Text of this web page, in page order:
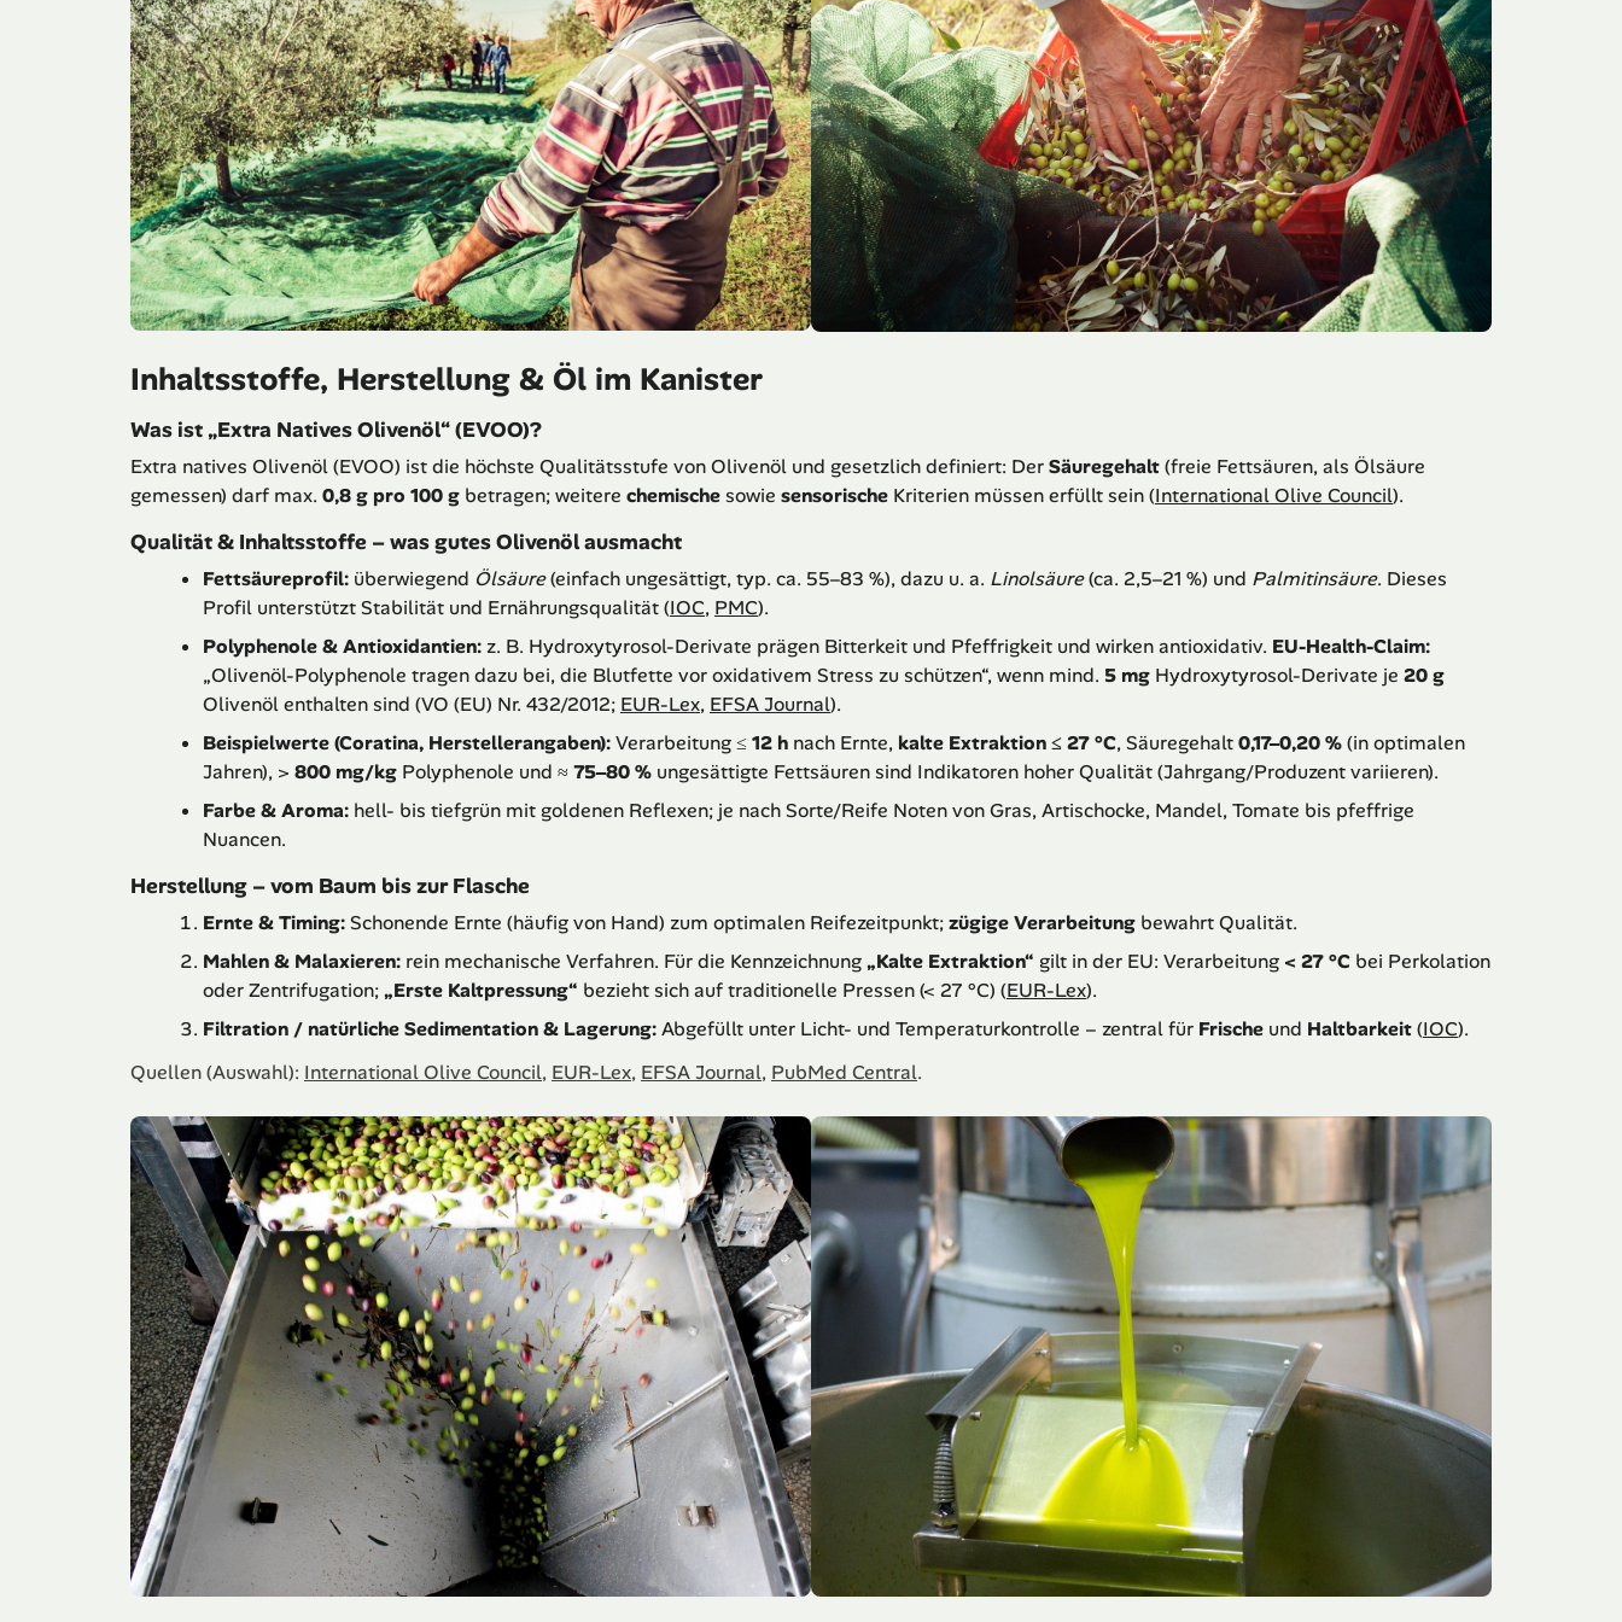
Inhaltsstoffe, Herstellung & Öl im Kanister
Was ist „Extra Natives Olivenöl“ (EVOO)?
Extra natives Olivenöl (EVOO) ist die höchste Qualitätsstufe von Olivenöl und gesetzlich definiert: DerSäuregehalt(freie Fettsäuren, als Ölsäure
gemessen) darf max. 0,8 g pro 100 g betragen; weitere chemischesowie sensorische Kriterien müssen erfüllt sein (International Olive Council).
Qualität & Inhaltsstoffe – was gutes Olivenöl ausmacht
Fettsäureprofil: überwiegend Ölsäure(einfach ungesättigt, typ. ca. 55–83 %), dazu u. a. Linolsäure(ca. 2,5–21 %) und Palmitinsäure. Dieses
Profil unterstützt Stabilität und Ernährungsqualität (IOC, PMC).
Polyphenole & Antioxidantien: z. B. Hydroxytyrosol-Derivate prägen Bitterkeit und Pfeffrigkeit und wirken antioxidativ. EU-Health-Claim:
„Olivenöl-Polyphenole tragen dazu bei, die Blutfette vor oxidativem Stress zu schützen“, wenn mind. 5 mg Hydroxytyrosol-Derivate je 20 g
Olivenöl enthalten sind (VO (EU) Nr. 432/2012; EUR-Lex, EFSA Journal).
Beispielwerte (Coratina, Herstellerangaben):Verarbeitung ≤ 12 h nach Ernte, kalte Extraktion ≤ 27 °C, Säuregehalt0,17–0,20 %(in optimalen
Jahren), > 800 mg/kg Polyphenole und ≈75–80 % ungesättigte Fettsäuren sind Indikatoren hoher Qualität (Jahrgang/Produzent variieren).
Farbe & Aroma: hell- bis tiefgrün mit goldenen Reflexen; je nach Sorte/Reife Noten von Gras, Artischocke, Mandel, Tomate bis pfeffrige
Nuancen.
Herstellung – vom Baum bis zur Flasche
Ernte & Timing:Schonende Ernte (häufig von Hand) zum optimalen Reifezeitpunkt;zügige Verarbeitung bewahrt Qualität.
Mahlen & Malaxieren: rein mechanische Verfahren. Für die Kennzeichnung„Kalte Extraktion“ gilt in der EU: Verarbeitung < 27 °C bei Perkolation
oder Zentrifugation;„Erste Kaltpressung“ bezieht sich auf traditionelle Pressen (< 27 °C) (EUR-Lex).
Filtration / natürliche Sedimentation & Lagerung:Abgefüllt unter Licht- und Temperaturkontrolle – zentral für Frische und Haltbarkeit(IOC).
Quellen (Auswahl): International Olive Council, EUR-Lex, EFSA Journal, PubMed Central.